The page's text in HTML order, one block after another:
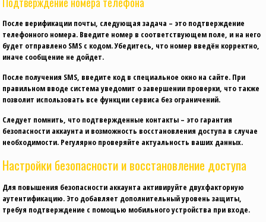
После верификации почты, следующая задача – это подтверждение
телефонного номера. Введите номер в соответствующем поле, и на него
будет отправлено SMS с кодом. Убедитесь, что номер введён корректно,
иначе сообщение не дойдет.
После получения SMS, введите код в специальное окно на сайте. При
правильном вводе система уведомит о завершении проверки, что также
позволит использовать все функции сервиса без ограничений.
Следует помнить, что подтвержденные контакты – это гарантия
безопасности аккаунта и возможность восстановления доступа в случае
необходимости. Регулярно проверяйте актуальность ваших данных.
Настройки безопасности и восстановление доступа
Для повышения безопасности аккаунта активируйте двухфакторную
аутентификацию. Это добавляет дополнительный уровень защиты,
требуя подтверждение с помощью мобильного устройства при входе.